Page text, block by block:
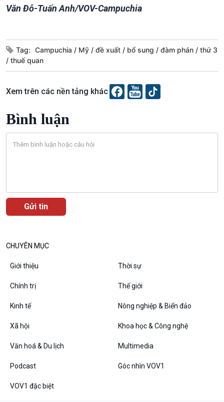
E-Magazine
Podcast
Dòng chảy sự kiện
VOV1 đặc biệt
Chân dung cuộc sống
Văn Đỗ-Tuấn Anh/VOV-Campuchia
Tag: Campuchia Mỹ đề xuất bổ sung đàm phán
thứ 3
thuế quan
Xem trên các nền tảng khác
Bình luận
CHUYÊN MỤC
Giới thiệu Thời sự
Chính trị Thế giới
Kinh tế Nông nghiệp & Biển đảo
Xã hội Khoa học & Công nghệ
Văn hoá & Du lịch Multimedia
Podcast Góc nhìn VOV1
VOV1 đặc biệt